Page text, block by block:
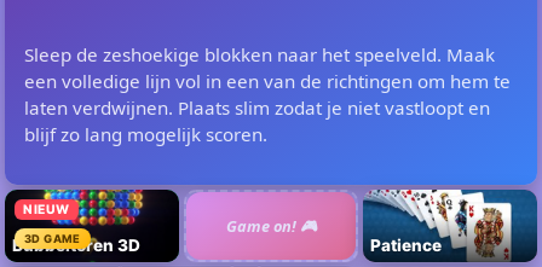
Sleep de zeshoekige blokken naar het speelveld. Maak
een volledige lijn vol in een van de richtingen om hem te
laten verdwijnen. Plaats slim zodat je niet vastloopt en
blijf zo lang mogelijk scoren.
NIEUW
Bubbeltoren 3D
3D GAME
Game on! 🎮
Patience